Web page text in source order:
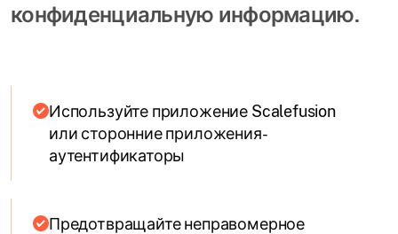
конфиденциальную информацию.
Используйте приложение Scalefusion
или сторонние приложения-
аутентификаторы
Предотвращайте неправомерное